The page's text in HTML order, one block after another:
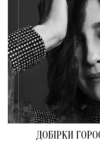
ДОБІРКИ